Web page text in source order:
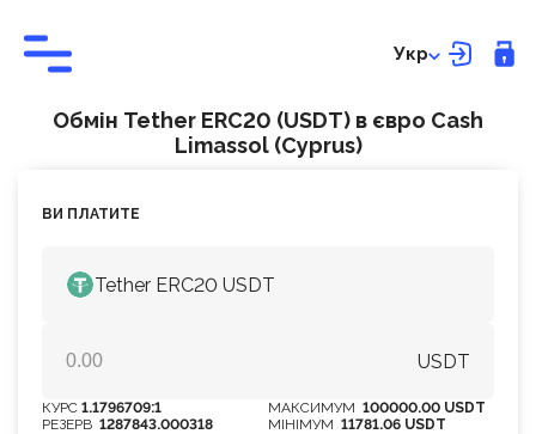
Укр
Обмін Tether ERC20 (USDT) в євро Cash
Limassol (Cyprus)
ВИ ПЛАТИТЕ
Tether ERC20 USDT
USDT
РЕЗЕРВ 1287843.000318
КУРС 1.1796709:1
МІНІМУМ 11781.06 USDT
МАКСИМУМ 100000.00 USDT